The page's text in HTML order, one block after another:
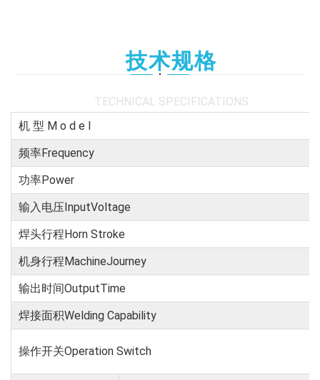
技术规格
TECHNICAL SPECIFICATIONS
机 型 M o d e l
频率Frequency
功率Power
输入电压InputVoltage
焊头行程Horn Stroke
机身行程MachineJourney
输出时间OutputTime
焊接面积Welding Capability
操作开关Operation Switch